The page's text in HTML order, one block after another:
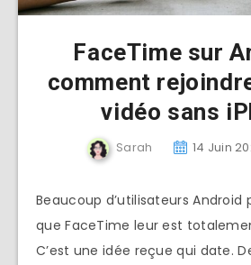
FaceTime sur
comment
vidéo sans
Sarah 14 Juin
Beaucoup d’utilisateurs Android
que FaceTime leur est
C’est une idée reçue qui date.